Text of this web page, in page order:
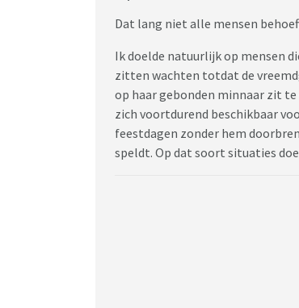
Dat lang niet alle mensen
Ik doelde natuurlijk op mensen
zitten wachten totdat de
op haar gebonden minnaar zit
zich voortdurend beschikbaar
feestdagen zonder hem
speldt. Op dat soort situaties